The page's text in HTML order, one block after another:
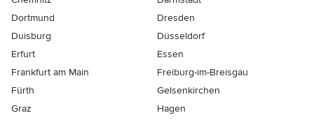
Dortmund
Dresden
Duisburg
Düsseldorf
Erfurt
Essen
Frankfurt am Main
Freiburg-im-Breisgau
Fürth
Gelsenkirchen
Graz
Hagen